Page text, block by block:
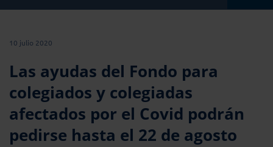
10 julio 2020
Las ayudas del Fondo para
colegiados y colegiadas
afectados por el Covid podrán
pedirse hasta el 22 de agosto